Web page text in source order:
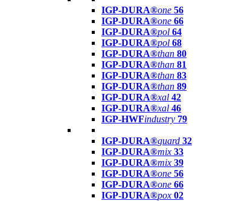
IGP-DURA®one 56
IGP-DURA®one 66
IGP-DURA®pol 64
IGP-DURA®pol 68
IGP-DURA®than 80
IGP-DURA®than 81
IGP-DURA®than 83
IGP-DURA®than 89
IGP-DURA®xal 42
IGP-DURA®xal 46
IGP-HWFindustry 79
IGP-DURA®guard 32
IGP-DURA®mix 33
IGP-DURA®mix 39
IGP-DURA®one 56
IGP-DURA®one 66
IGP-DURA®pox 02